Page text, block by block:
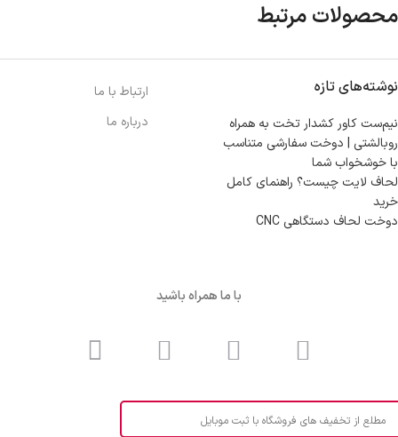
محصولات مرتبط
نوشته‌های تازه
نیم‌ست کاور کشدار تخت به همراه
روبالشتی | دوخت سفارشی متناسب
با خوشخواب شما
لحاف لایت چیست؟ راهنمای کامل
خرید
دوخت لحاف دستگاهی CNC
ارتباط با ما
درباره ما
با ما همراه باشید
مطلع از تخفیف های فروشگاه با ثبت موبایل